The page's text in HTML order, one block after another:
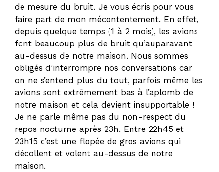
de mesure du bruit. Je vous écris pour vous
faire part de mon mécontentement. En effet,
depuis quelque temps (1 à 2 mois), les avions
font beaucoup plus de bruit qu’auparavant
au-dessus de notre maison. Nous sommes
obligés d’interrompre nos conversations car
on ne s’entend plus du tout, parfois même les
avions sont extrêmement bas à l’aplomb de
notre maison et cela devient insupportable !
Je ne parle même pas du non-respect du
repos nocturne après 23h. Entre 22h45 et
23h15 c’est une flopée de gros avions qui
décollent et volent au-dessus de notre
maison.